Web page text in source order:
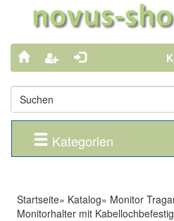
Kategorien
Startseite» Katalog» Monitor
Monitorhalter mit